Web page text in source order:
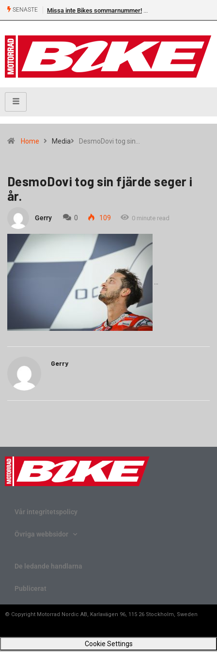
SENASTE Missa inte Bikes sommarnummer!
Home Media DesmoDovi tog sin…
DesmoDovi tog sin fjärde seger i
år.
Gerry 0 109 0 minute read
Gerry
Vår integritetspolicy
Övriga webbsidor
De ledande handlarna
Publicerat
© Copyright Motorrad Nordic AB, Karlavägen 96, 115 26 Stockholm, Sweden
Cookie Settings